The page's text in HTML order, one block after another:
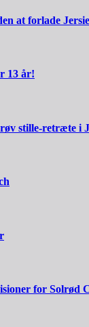
at forlade Jersie
13 år!
stille-retræte i
for Solrød